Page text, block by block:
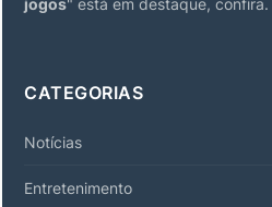
jogos" está em destaque, confira.
CATEGORIAS
Notícias
Entretenimento